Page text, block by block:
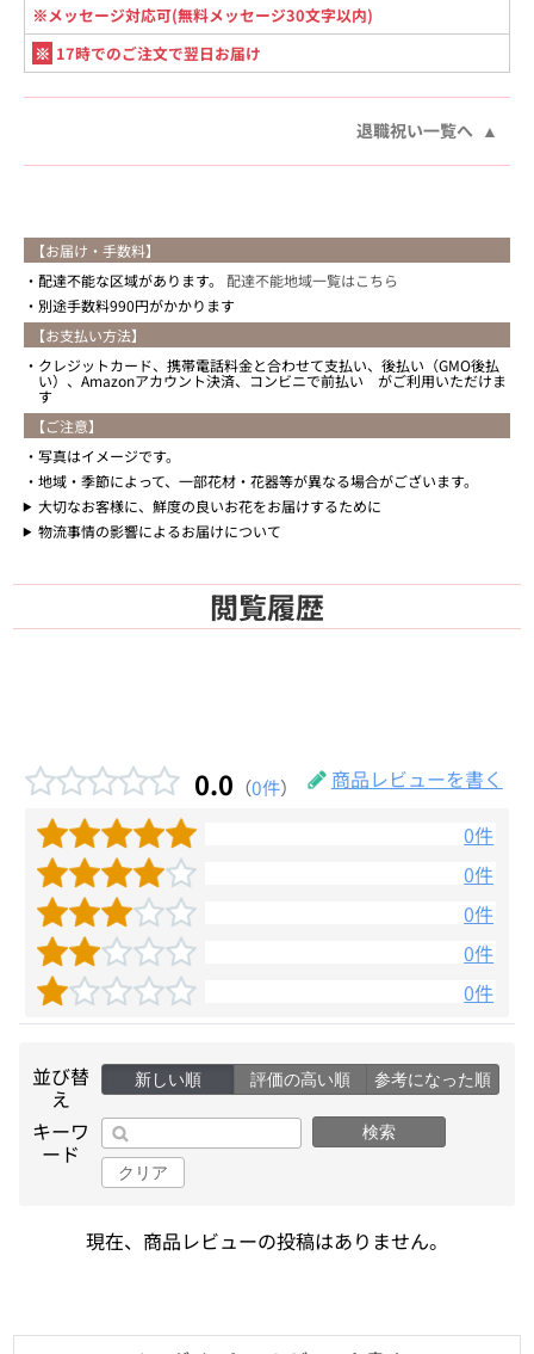
※メッセージ対応可(無料メッセージ30文字以内)
※ 17時でのご注文で翌日お届け
退職祝い一覧へ
【お届け・手数料】
配達不能な区域があります。 配達不能地域一覧はこちら
別途手数料990円がかかります
【お支払い方法】
クレジットカード、携帯電話料金と合わせて支払い、後払い（GMO後払
い）、Amazonアカウント決済、コンビニで前払い がご利用いただけま
す
【ご注意】
写真はイメージです。
地域・季節によって、一部花材・花器等が異なる場合がございます。
大切なお客様に、鮮度の良いお花をお届けするために
物流事情の影響によるお届けについて
閲覧履歴
0.0 （0件）
商品レビューを書く
0件
0件
0件
0件
0件
並び替
え
新しい順 評価の高い順 参考になった順
キーワ
ード
検索
クリア
現在、商品レビューの投稿はありません。